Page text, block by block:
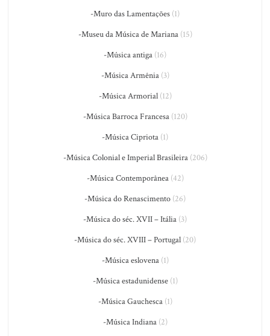
-Muro das Lamentações (1)
-Museu da Música de Mariana(15)
-Música antiga (16)
-Música Armênia(3)
-Música Armorial(12)
-Música Barroca Francesa(120)
-Música Cipriota (1)
-Música Colonial e Imperial Brasileira(206)
-Música Contemporânea(42)
-Música do Renascimento (26)
-Música do séc. XVII – Itália (3)
-Música do séc. XVIII – Portugal (20)
-Música eslovena(1)
-Música estadunidense(1)
-Música Gauchesca(1)
-Música Indiana(2)